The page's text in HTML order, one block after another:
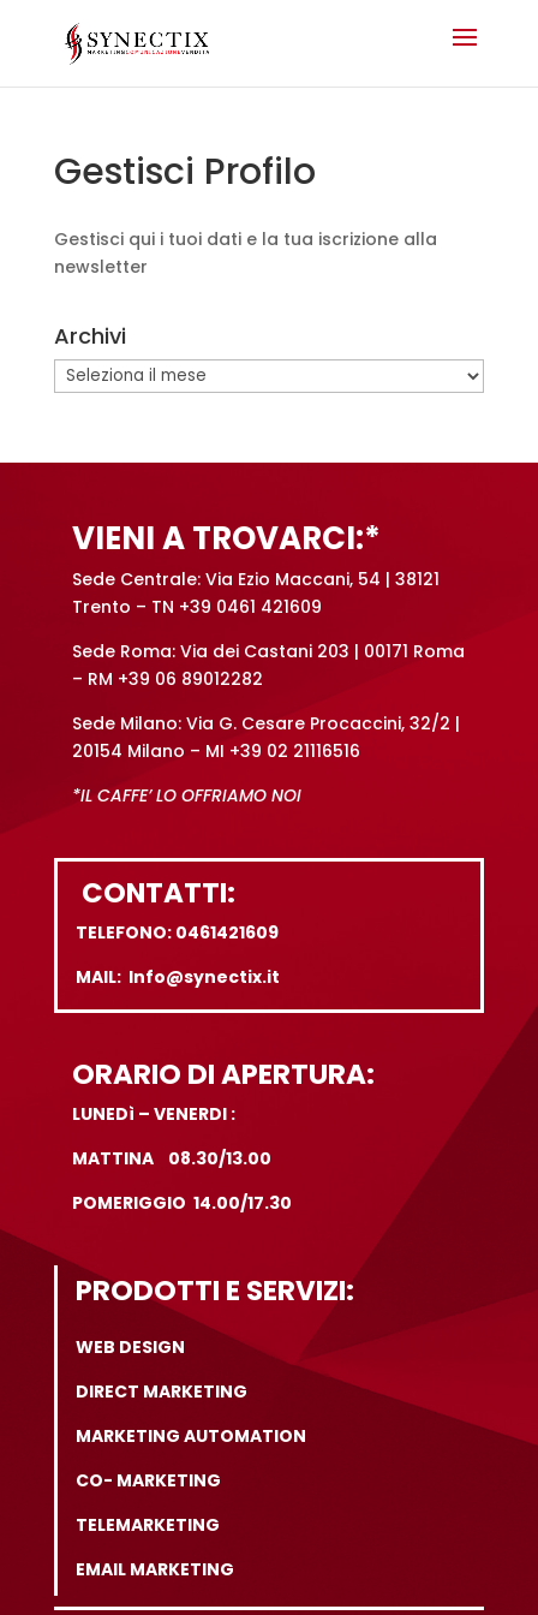
Gestisci Profilo
Gestisci qui i tuoi dati e la tua iscrizione alla
newsletter
Archivi
Archivi
VIENI A TROVARCI:*
Sede Centrale: Via Ezio Maccani, 54 | 38121
Trento – TN +39 0461 421609
Sede Roma: Via dei Castani 203 | 00171 Roma
– RM +39 06 89012282
Sede Milano: Via G. Cesare Procaccini, 32/2 |
20154 Milano – MI +39 02 21116516
*IL CAFFE’ LO OFFRIAMO NOI
CONTATTI:
TELEFONO: 0461421609
MAIL: Info@synectix.it
ORARIO DI APERTURA:
LUNEDì – VENERDI :
MATTINA 08.30/13.00
POMERIGGIO 14.00/17.30
PRODOTTI E SERVIZI:
WEB DESIGN
DIRECT MARKETING
MARKETING AUTOMATION
CO- MARKETING
TELEMARKETING
EMAIL MARKETING